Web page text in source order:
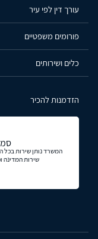
עורך דין לפי עיר
פורומים משפטיים
כלים ושירותים
הזדמנות להכיר
המשרד נותן שירות
שירות המדינה